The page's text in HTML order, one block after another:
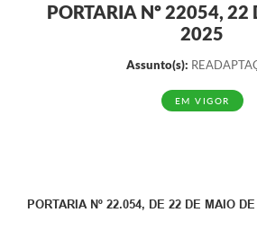
PORTARIA Nº 22054, 22
2025
Assunto(s):
EM VIGOR
PORTARIA Nº 22.054, DE 22 DE MAIO